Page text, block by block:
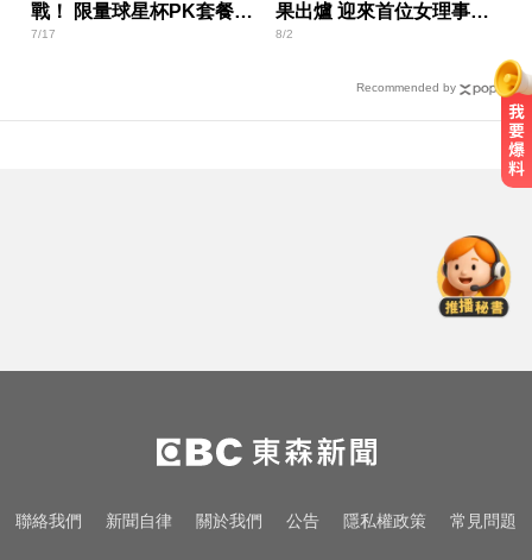
戰！ 限量球星杯PK套餐88
折
7/17
果出爐 迎來首位女理事長
周玲妏！
8/2
Recommended by
契機上看48000點
南韓影帝涉毒案後近況曝！劉亞仁
親密照瘋傳 他高調示愛
里約直升機墜毀 哥倫比亞一家3名
聯絡我們 新聞自律 關於我們 公告 隱私權政策 常見問題